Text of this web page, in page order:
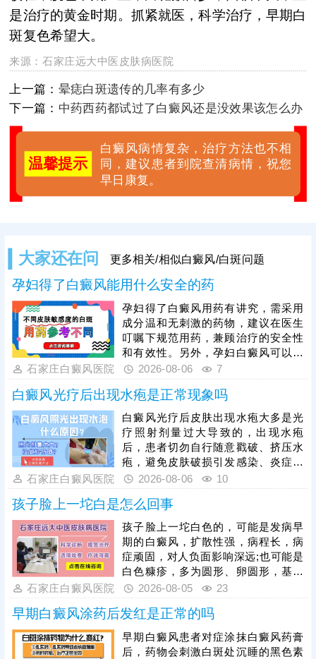
是治疗的黄金时期。抓紧就医，科学治疗，早期白
斑复色希望大。
来源：石家庄远大中医皮肤病医院
上一篇： 晕痣白斑遗传的几率有多少
下一篇： 中药西药都试过了白癜风还是没效果该怎么办
温馨提示
白癜风病情复杂，治疗方法也不相
同，建议患者到院查清病情，祝您
早日康复。
大家还在问 更多相关/相似白癜风/白斑问题
孕妇得了白癜风能用什么安全的药
孕妇得了白癜风用药有讲究，需采用
成分温和无刺激的药物，建议在医生
叮嘱下规范用药，兼顾治疗的安全性
和有效性。另外，孕妇白癜风可以照
光治疗，如美国进口308准分子激
和正常功能，安全无痛，无毒副作
用。治疗期间还需从自身做起，加强
护理保健，避免不良因素刺激，稳定
免疫状态，逐步令白斑症状减轻。
石家庄白癜风医院 2026-08-06 7
白癜风光疗后出现水疱是正常现象吗
白癜风光疗后皮肤出现水疱大多是光
疗照射剂量过大导致的，出现水疱
后，患者切勿自行随意戳破、挤压水
疱，避免皮肤破损引发感染、炎症，
加重皮肤损伤，甚至诱发白斑扩散、
遗留色素异常问题。需在医生指导下
对症处理，做好创面防护与修复，为
规避该问题，光疗必须由经验丰富的
医生操作，根据患者肤质、白斑部位
及皮肤耐受情况，制定个性化照射剂
量与频次。同时要做好光疗后皮肤护
理，治疗后皮肤屏障脆弱，需严格规
避阳光暴晒，防止二次损伤诱发水
疱、红肿，坚持科
石家庄白癜风医院 2026-08-06 10
孩子脸上一坨白是怎么回事
孩子脸上一坨白色的，可能是发病早
期的白癜风，扩散性强，病程长，病
症顽固，对人负面影响深远;也可能是
白色糠疹，多为圆形、卵圆形，基本
可自行消退，影响不大。可以结合伍
断，分析白斑是什么、怎么形成的;诊
断清楚再进行针对性治疗，一人一
方，加强护理保健，助力皮肤颜色还
石家庄白癜风医院 2026-08-05 23
早期白癜风涂药后发红是正常的吗
早期白癜风患者对症涂抹白癜风药膏
后，药物会刺激白斑处沉睡的黑色素